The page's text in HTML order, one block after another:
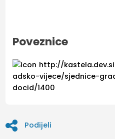
Poveznice
http://
adsko-vijece/sjednice-
docid/1400
Podijeli